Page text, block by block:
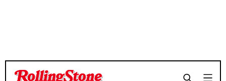
TEMPO DI LETTURA 6 MINUTI SHARE
TEMPO DI LETTURA 6 MINUTI SHARE